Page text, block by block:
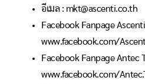
อีเมล : mkt@ascenti.co.th
Facebook Fanpage
www.facebook.com/
Facebook Fanpage Antec
www.facebook.com/